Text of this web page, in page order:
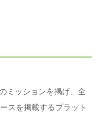
ミッションを掲げ、全
スを掲載するプラット